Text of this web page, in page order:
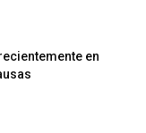
en